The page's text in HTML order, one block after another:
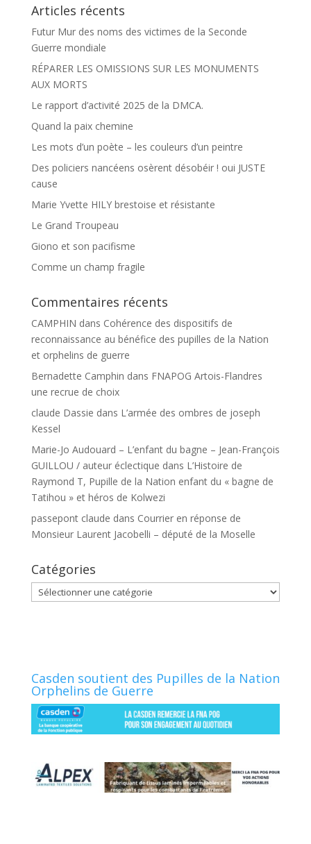
Articles récents
Futur Mur des noms des victimes de la Seconde
Guerre mondiale
RÉPARER LES OMISSIONS SUR LES MONUMENTS
AUX MORTS
Le rapport d’activité 2025 de la DMCA.
Quand la paix chemine
Les mots d’un poète – les couleurs d’un peintre
Des policiers nancéens osèrent désobéir ! oui JUSTE
cause
Marie Yvette HILY brestoise et résistante
Le Grand Troupeau
Giono et son pacifisme
Comme un champ fragile
Commentaires récents
CAMPHIN dans Cohérence des dispositifs de
reconnaissance au bénéfice des pupilles de la Nation
et orphelins de guerre
Bernadette Camphin dans FNAPOG Artois-Flandres
une recrue de choix
claude Dassie dans L’armée des ombres de joseph
Kessel
Marie-Jo Audouard – L’enfant du bagne – Jean-François
GUILLOU / auteur éclectique dans L’Histoire de
Raymond T, Pupille de la Nation enfant du « bagne de
Tatihou » et héros de Kolwezi
passepont claude dans Courrier en réponse de
Monsieur Laurent Jacobelli – député de la Moselle
Catégories
Catégories
Casden soutient des Pupilles de la Nation
Orphelins de Guerre